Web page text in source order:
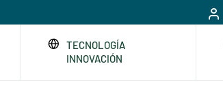
TECNOLOGÍA
INNOVACIÓN